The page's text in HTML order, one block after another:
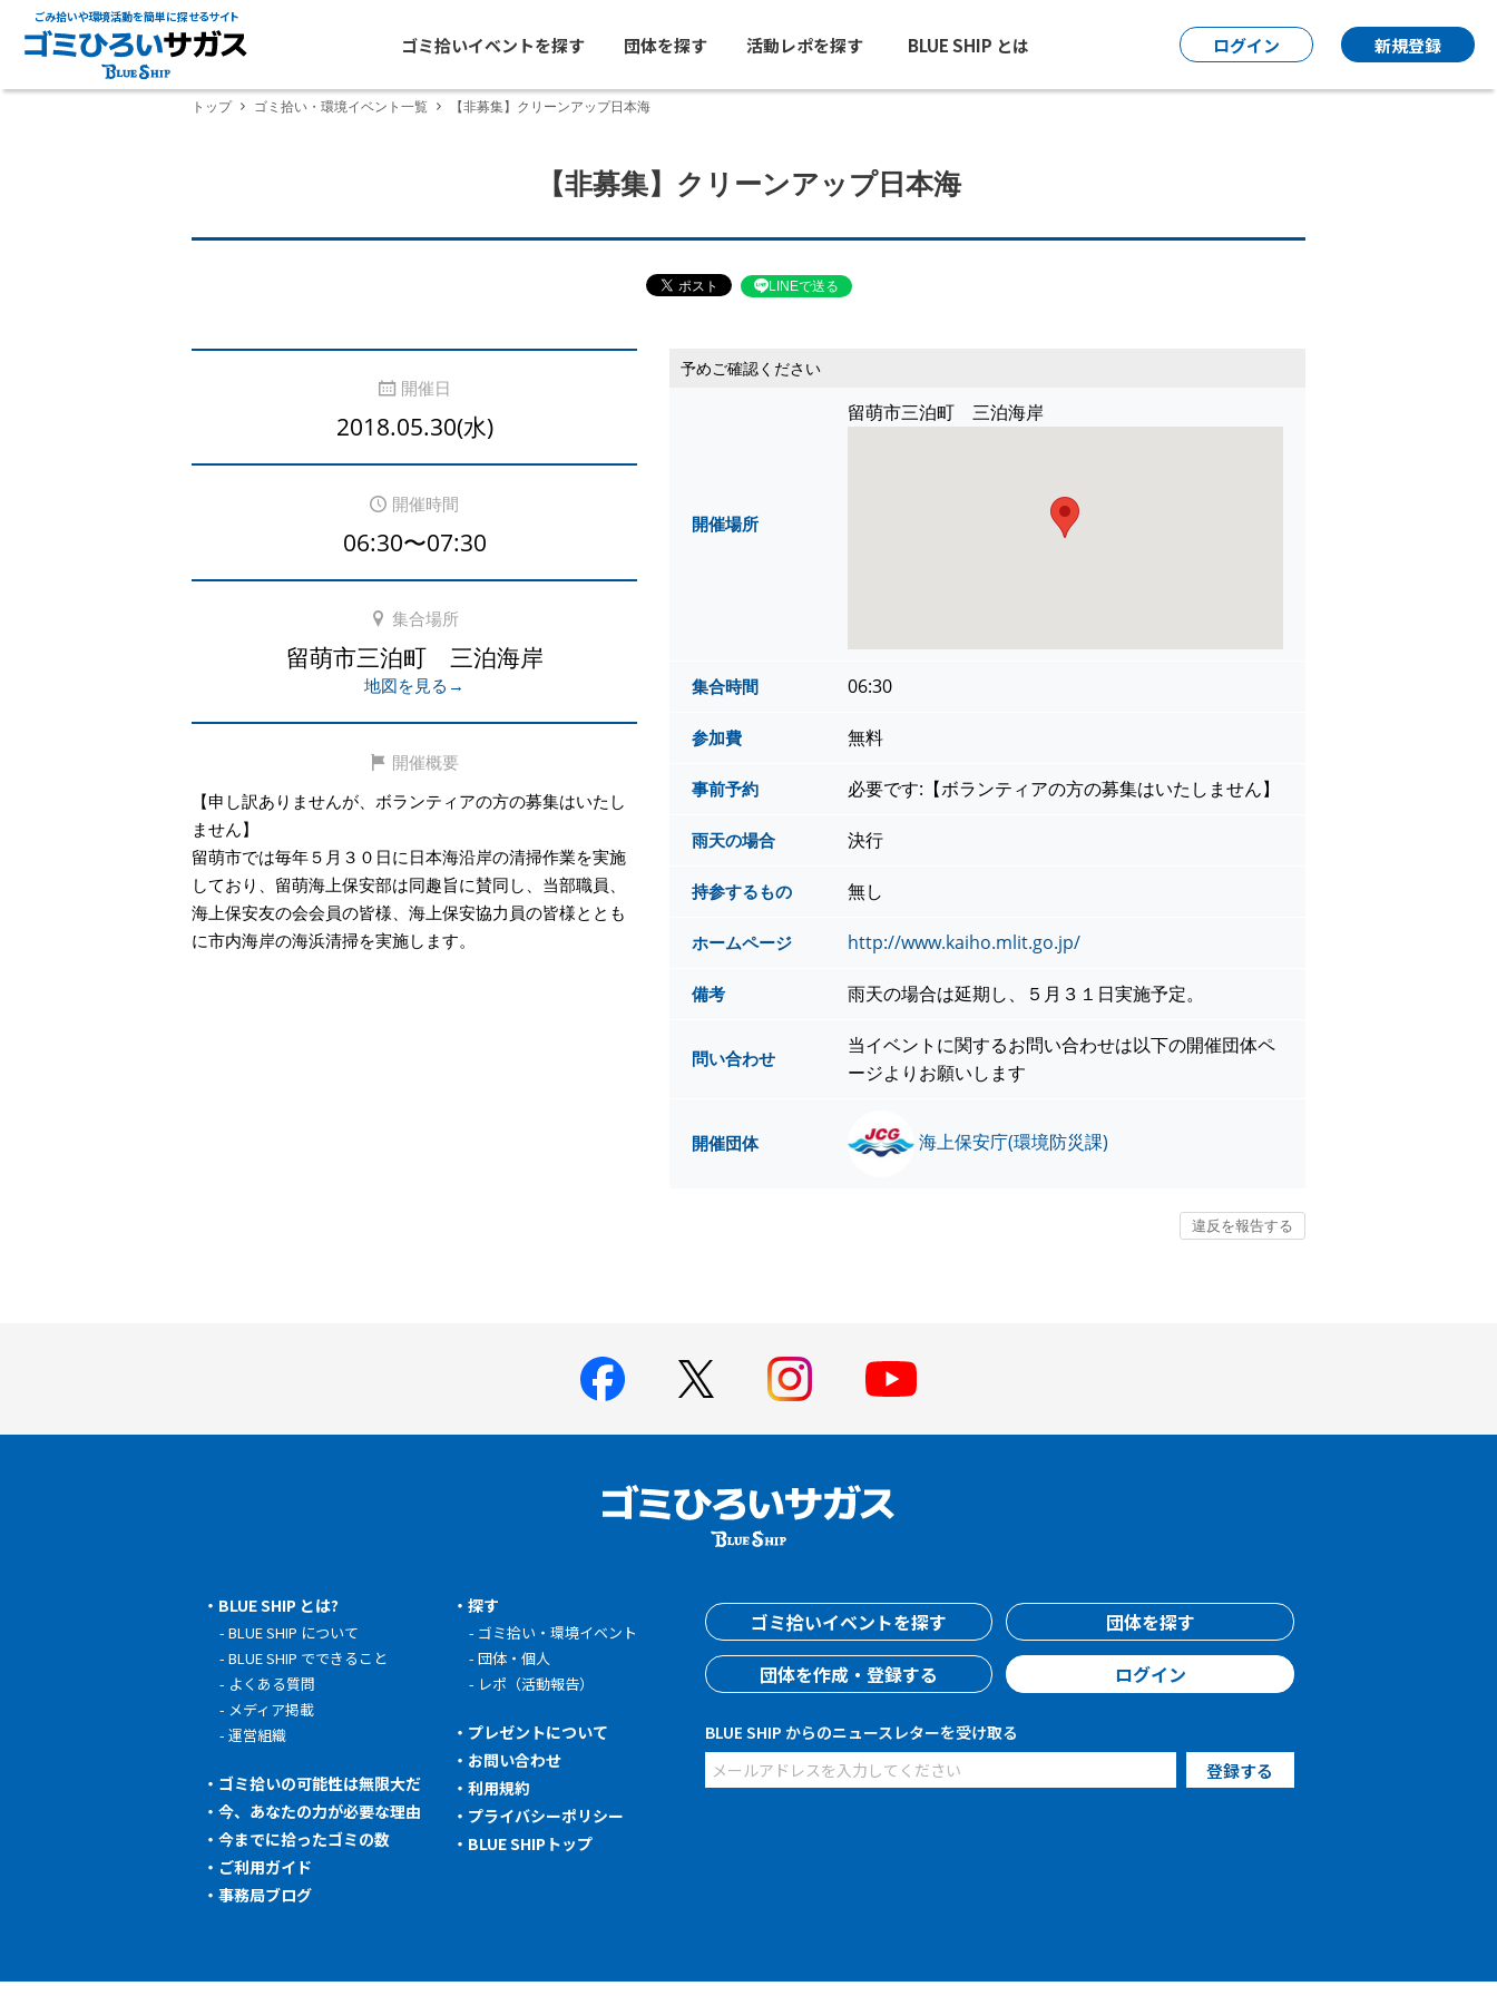
ごみ拾いや環境活動を簡単に探せるサイト
ゴミ拾いイベントを探す 団体を探す 活動レポを探す BLUE SHIP とは ログイン 新規登録
トップ ゴミ拾い・環境イベント一覧 【非募集】クリーンアップ日本海
【非募集】クリーンアップ日本海
LINEで送る
開催日
2018.05.30(水)
開催時間
06:30〜07:30
集合場所
留萌市三泊町 三泊海岸
地図を見る→
開催概要
【申し訳ありませんが、ボランティアの方の募集はいたし
ません】
留萌市では毎年５月３０日に日本海沿岸の清掃作業を実施
しており、留萌海上保安部は同趣旨に賛同し、当部職員、
海上保安友の会会員の皆様、海上保安協力員の皆様ととも
に市内海岸の海浜清掃を実施します。
予めご確認ください
開催場所
留萌市三泊町 三泊海岸
集合時間 06:30
参加費 無料
事前予約 必要です:【ボランティアの方の募集はいたしません】
雨天の場合 決行
持参するもの 無し
ホームページ http://www.kaiho.mlit.go.jp/
備考 雨天の場合は延期し、５月３１日実施予定。
問い合わせ
当イベントに関するお問い合わせは以下の開催団体ペ
ージよりお願いします
開催団体 海上保安庁(環境防災課)
BLUE SHIP とは?
BLUE SHIP について
BLUE SHIP でできること
よくある質問
メディア掲載
運営組織
ゴミ拾いの可能性は無限大だ
今、あなたの力が必要な理由
今までに拾ったゴミの数
ご利用ガイド
事務局ブログ
探す
ゴミ拾い・環境イベント
団体・個人
レポ（活動報告）
プレゼントについて
お問い合わせ
利用規約
プライバシーポリシー
BLUE SHIPトップ
ゴミ拾いイベントを探す
団体を探す
団体を作成・登録する
ログイン
BLUE SHIP からのニュースレターを受け取る